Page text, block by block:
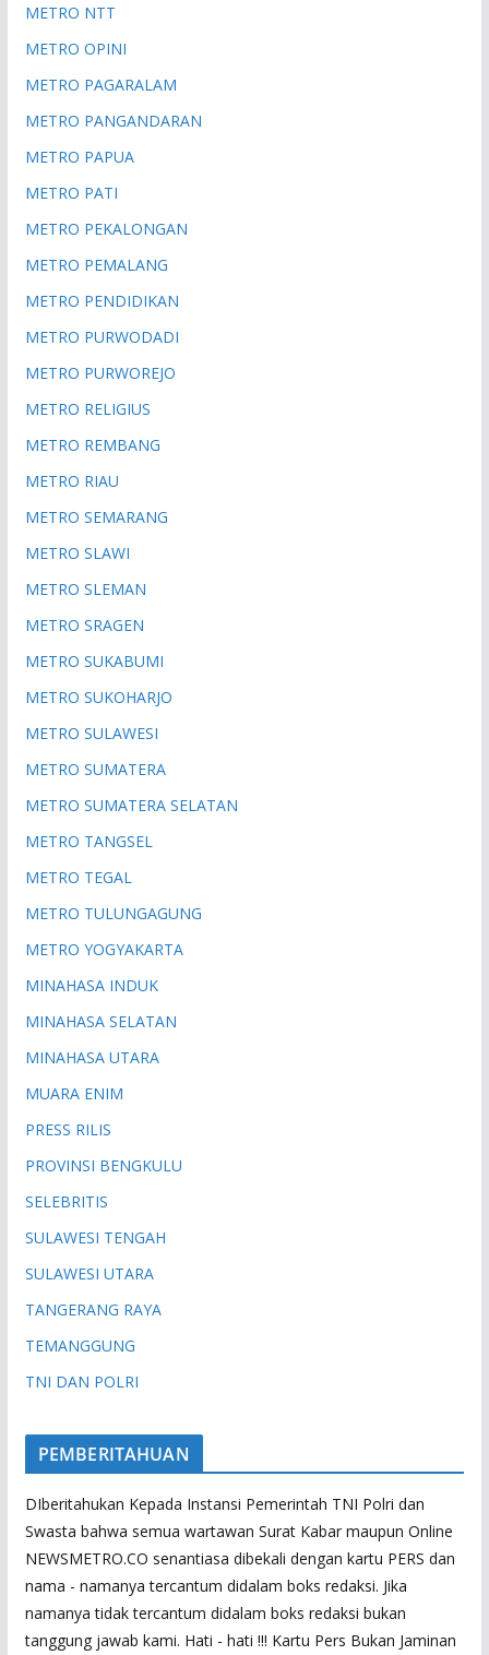
METRO NTT
METRO OPINI
METRO PAGARALAM
METRO PANGANDARAN
METRO PAPUA
METRO PATI
METRO PEKALONGAN
METRO PEMALANG
METRO PENDIDIKAN
METRO PURWODADI
METRO PURWOREJO
METRO RELIGIUS
METRO REMBANG
METRO RIAU
METRO SEMARANG
METRO SLAWI
METRO SLEMAN
METRO SRAGEN
METRO SUKABUMI
METRO SUKOHARJO
METRO SULAWESI
METRO SUMATERA
METRO SUMATERA SELATAN
METRO TANGSEL
METRO TEGAL
METRO TULUNGAGUNG
METRO YOGYAKARTA
MINAHASA INDUK
MINAHASA SELATAN
MINAHASA UTARA
MUARA ENIM
PRESS RILIS
PROVINSI BENGKULU
SELEBRITIS
SULAWESI TENGAH
SULAWESI UTARA
TANGERANG RAYA
TEMANGGUNG
TNI DAN POLRI
PEMBERITAHUAN
DIberitahukan Kepada Instansi Pemerintah TNI Polri dan
Swasta bahwa semua wartawan Surat Kabar maupun Online
NEWSMETRO.CO senantiasa dibekali dengan kartu PERS dan
nama - namanya tercantum didalam boks redaksi. Jika
namanya tidak tercantum didalam boks redaksi bukan
tanggung jawab kami. Hati - hati !!! Kartu Pers Bukan Jaminan